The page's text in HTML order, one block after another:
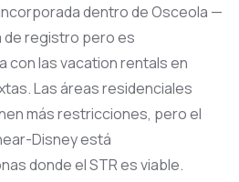
dentro de Osceola —
registro pero es
con las vacation rentals en
Las áreas residenciales
más restricciones, pero el
Disney está
donde el STR es viable.